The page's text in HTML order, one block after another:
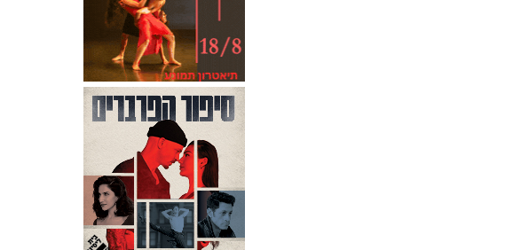
להקת המחול אדמ-מה
להקת המחול אשרה אלקיים
להקת המחול בומר
להקת המחול ביתא
להקת המחול בת שבע
להקת המחול הקיבוצית
להקת המחול ורטיגו
להקת המחול ענבל
להקת המחול ענבל פינטו
ואבשלום פולק
להקת המחול ענת דניאלי
להקת המחול פרסקו
להקת המחול פרסקו-יורם כרמי
להקת המחול קמע
להקת הפלמנקו הישראלית
להקת מחול מוזע
להקת מחול מריה קונג
להקת מחול עמנואל גת
להקת סלביה דוראן
להקת קולבן דאנס